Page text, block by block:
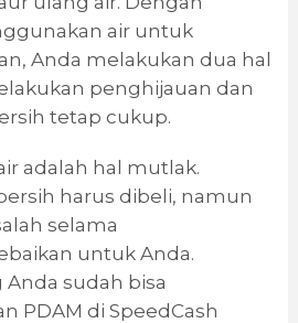
air untuk
Anda melakukan dua hal
penghijauan dan
tetap cukup.
adalah hal mutlak.
harus dibeli, namun
selama
untuk Anda.
sudah bisa
PDAM di SpeedCash